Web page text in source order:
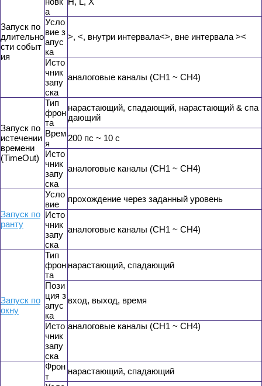
Запуск по
длительно
сти событ
ия
а
Усло
вие з
апус
ка
>, <, внутри интервала<>, вне интервала ><
Исто
чник
запу
ска
аналоговые каналы (CH1 ~ CH4)
Запуск по
истечении
времени
(TimeOut)
Тип
фрон
та
нарастающий, спадающий, нарастающий & спа
дающий
Врем
я
200 пс ~ 10 с
Исто
чник
запу
ска
аналоговые каналы (CH1 ~ CH4)
Запуск по
ранту
Усло
вие
прохождение через заданный уровень
Исто
чник
запу
ска
аналоговые каналы (CH1 ~ CH4)
Запуск по
окну
Тип
фрон
та
нарастающий, спадающий
Пози
ция з
апус
ка
вход, выход, время
Исто
чник
запу
ска
аналоговые каналы (CH1 ~ CH4)
Фрон
т
нарастающий, спадающий